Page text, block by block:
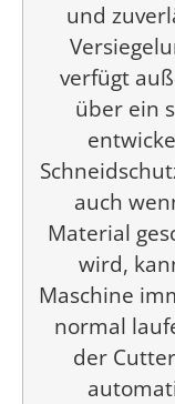
und
verfügt
über ein
auch
Material
wird,
Maschine
normal
der